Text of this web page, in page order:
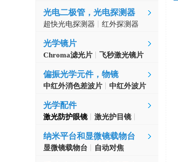
光电二极管，光电探测器
超快光电探测器 红外探测器
光学镜片
Chroma滤光片 飞秒激光镜片
偏振光学元件，物镜
中红外消色差波片 中红外波片
光学配件
激光防护眼镜 激光护目镜
纳米平台和显微镜载物台
显微镜载物台 自动对焦